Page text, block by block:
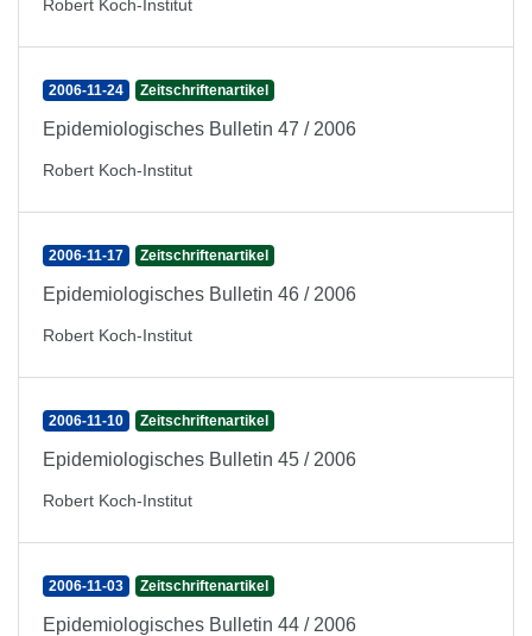
Robert Koch-Institut
2006-11-24 Zeitschriftenartikel
Epidemiologisches Bulletin 47 / 2006
Robert Koch-Institut
2006-11-17 Zeitschriftenartikel
Epidemiologisches Bulletin 46 / 2006
Robert Koch-Institut
2006-11-10 Zeitschriftenartikel
Epidemiologisches Bulletin 45 / 2006
Robert Koch-Institut
2006-11-03 Zeitschriftenartikel
Epidemiologisches Bulletin 44 / 2006